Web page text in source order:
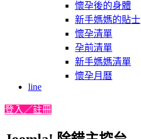
懷孕後的身體
新手媽媽的貼士
懷孕清單
孕前清單
新手媽媽清單
懷孕月曆
line
登入／註冊